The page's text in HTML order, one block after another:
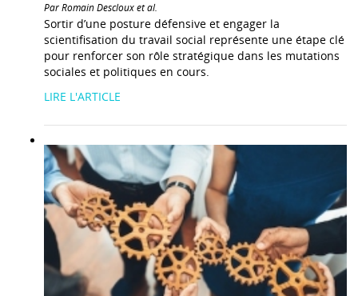
Par Romain Descloux et al.
Sortir d’une posture défensive et engager la
scientifisation du travail social représente une étape clé
pour renforcer son rôle stratégique dans les mutations
sociales et politiques en cours.
LIRE L'ARTICLE